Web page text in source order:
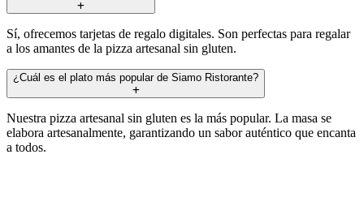
Sí, ofrecemos tarjetas de regalo digitales. Son perfectas para regalar
a los amantes de la pizza artesanal sin gluten.
¿Cuál es el plato más popular de Siamo Ristorante?
Nuestra pizza artesanal sin gluten es la más popular. La masa se
elabora artesanalmente, garantizando un sabor auténtico que encanta
a todos.